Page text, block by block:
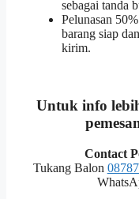
sebagai tanda
Pelunasan
barang siap
kirim.
Untuk info
Contact
Tukang Balon